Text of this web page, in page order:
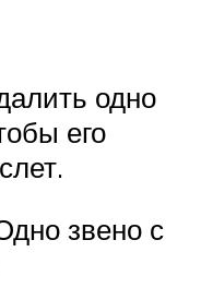
одно
его
звено с